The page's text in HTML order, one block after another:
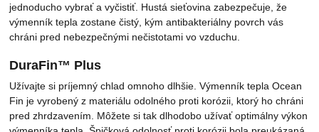
jednoducho vybrať a vyčistiť. Hustá sieťovina zabezpečuje, že
výmenník tepla zostane čistý, kým antibakteriálny povrch vás
chráni pred nebezpečnými nečistotami vo vzduchu.
DuraFin™ Plus
Užívajte si príjemný chlad omnoho dlhšie. Výmenník tepla Ocean
Fin je vyrobený z materiálu odolného proti korózii, ktorý ho chráni
pred zhrdzavením. Môžete si tak dlhodobo užívať optimálny výkon